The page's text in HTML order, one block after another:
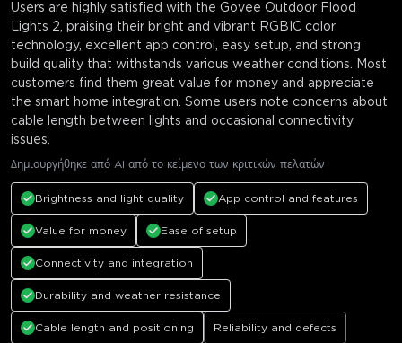
Users are highly satisfied with the Govee Outdoor Flood
Lights 2, praising their bright and vibrant RGBIC color
technology, excellent app control, easy setup, and strong
build quality that withstands various weather conditions. Most
customers find them great value for money and appreciate
the smart home integration. Some users note concerns about
cable length between lights and occasional connectivity
issues.
Δημιουργήθηκε από AI από το κείμενο των κριτικών πελατών
Brightness and light quality App control and features
Value for money Ease of setup
Connectivity and integration
Durability and weather resistance
Cable length and positioning Reliability and defects